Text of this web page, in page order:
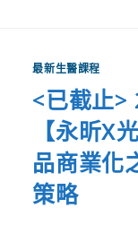
最新生醫課程
<已截止
【永昕X
品商業化
策略